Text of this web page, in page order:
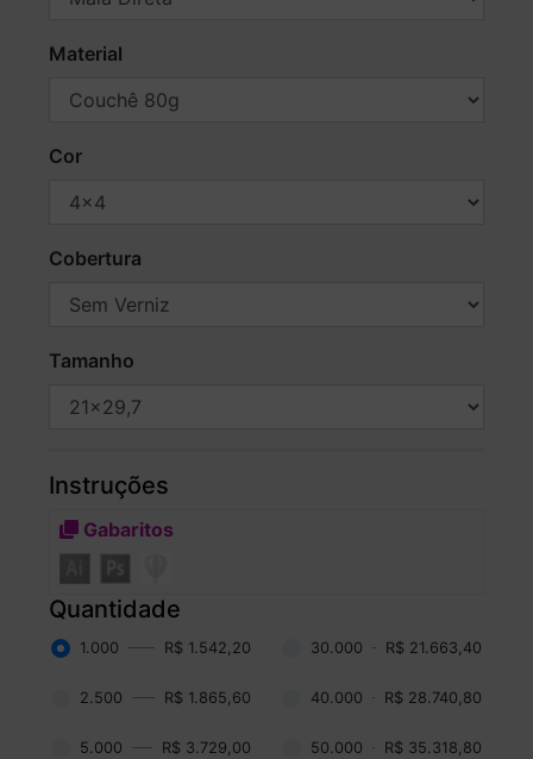
Material
Cor
Cobertura
Tamanho
Instruções
Gabaritos
Quantidade
1.000 R$ 1.542,20 30.000 R$ 21.663,40
2.500 R$ 1.865,60 40.000 R$ 28.740,80
5.000 R$ 3.729,00 50.000 R$ 35.318,80